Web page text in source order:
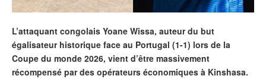
L’attaquant congolais Yoane Wissa, auteur du but
égalisateur historique face au Portugal (1-1) lors de la
Coupe du monde 2026, vient d’être massivement
récompensé par des opérateurs économiques à Kinshasa.